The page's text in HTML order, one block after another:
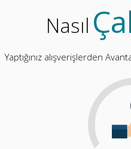
Nasıl
Yaptığınız alışverişlerden